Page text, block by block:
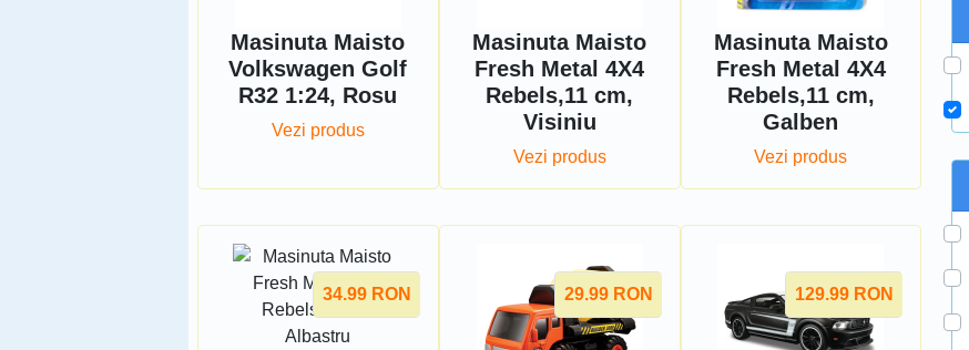
Masinuta Maisto
Volkswagen Golf
R32 1:24, Rosu
Vezi produs
Masinuta Maisto
Fresh Metal 4X4
Rebels,11 cm,
Visiniu
Vezi produs
Masinuta Maisto
Fresh Metal 4X4
Rebels,11 cm,
Galben
Vezi produs
34.99 RON 29.99 RON 129.99 RON